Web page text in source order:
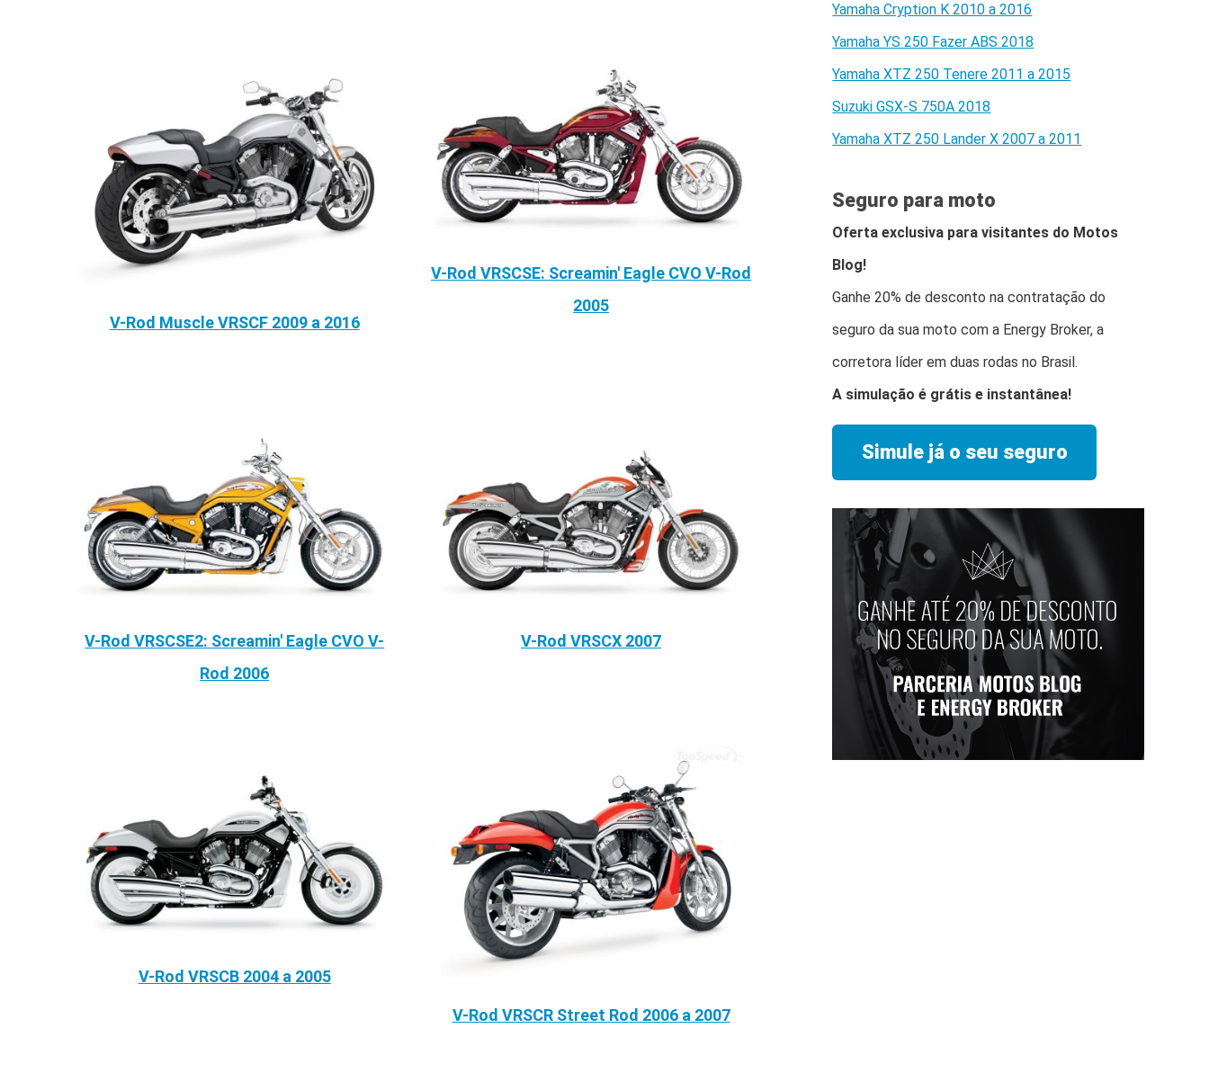
V-Rod Muscle VRSCF 2009 a 2016
V-Rod VRSCSE: Screamin' Eagle CVO V-Rod
2005
V-Rod VRSCSE2: Screamin' Eagle CVO V-
Rod 2006
V-Rod VRSCX 2007
V-Rod VRSCB 2004 a 2005
V-Rod VRSCR Street Rod 2006 a 2007
Yamaha Cryption K 2010 a 2016
Yamaha YS 250 Fazer ABS 2018
Yamaha XTZ 250 Tenere 2011 a 2015
Suzuki GSX-S 750A 2018
Yamaha XTZ 250 Lander X 2007 a 2011
Seguro para moto
Oferta exclusiva para visitantes do Motos
Blog!
Ganhe 20% de desconto na contratação do
seguro da sua moto com a Energy Broker, a
corretora líder em duas rodas no Brasil.
A simulação é grátis e instantânea!
Simule já o seu seguro